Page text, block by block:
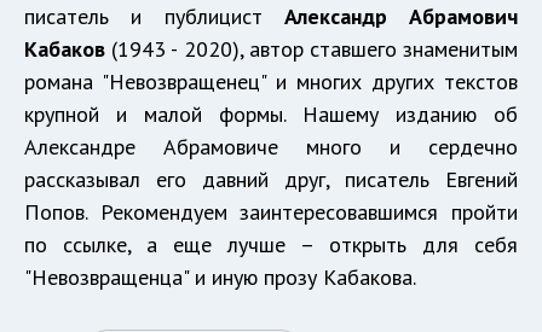
писатель и публицист Александр Абрамович
Кабаков (1943 - 2020), автор ставшего знаменитым
романа "Невозвращенец" и многих других текстов
крупной и малой формы. Нашему изданию об
Александре Абрамовиче много и сердечно
рассказывал его давний друг, писатель Евгений
Попов. Рекомендуем заинтересовавшимся пройти
по ссылке, а еще лучше – открыть для себя
"Невозвращенца" и иную прозу Кабакова.